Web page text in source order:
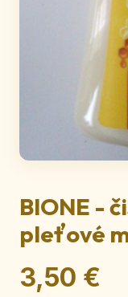
BIONE -
pleťové
3,50 €